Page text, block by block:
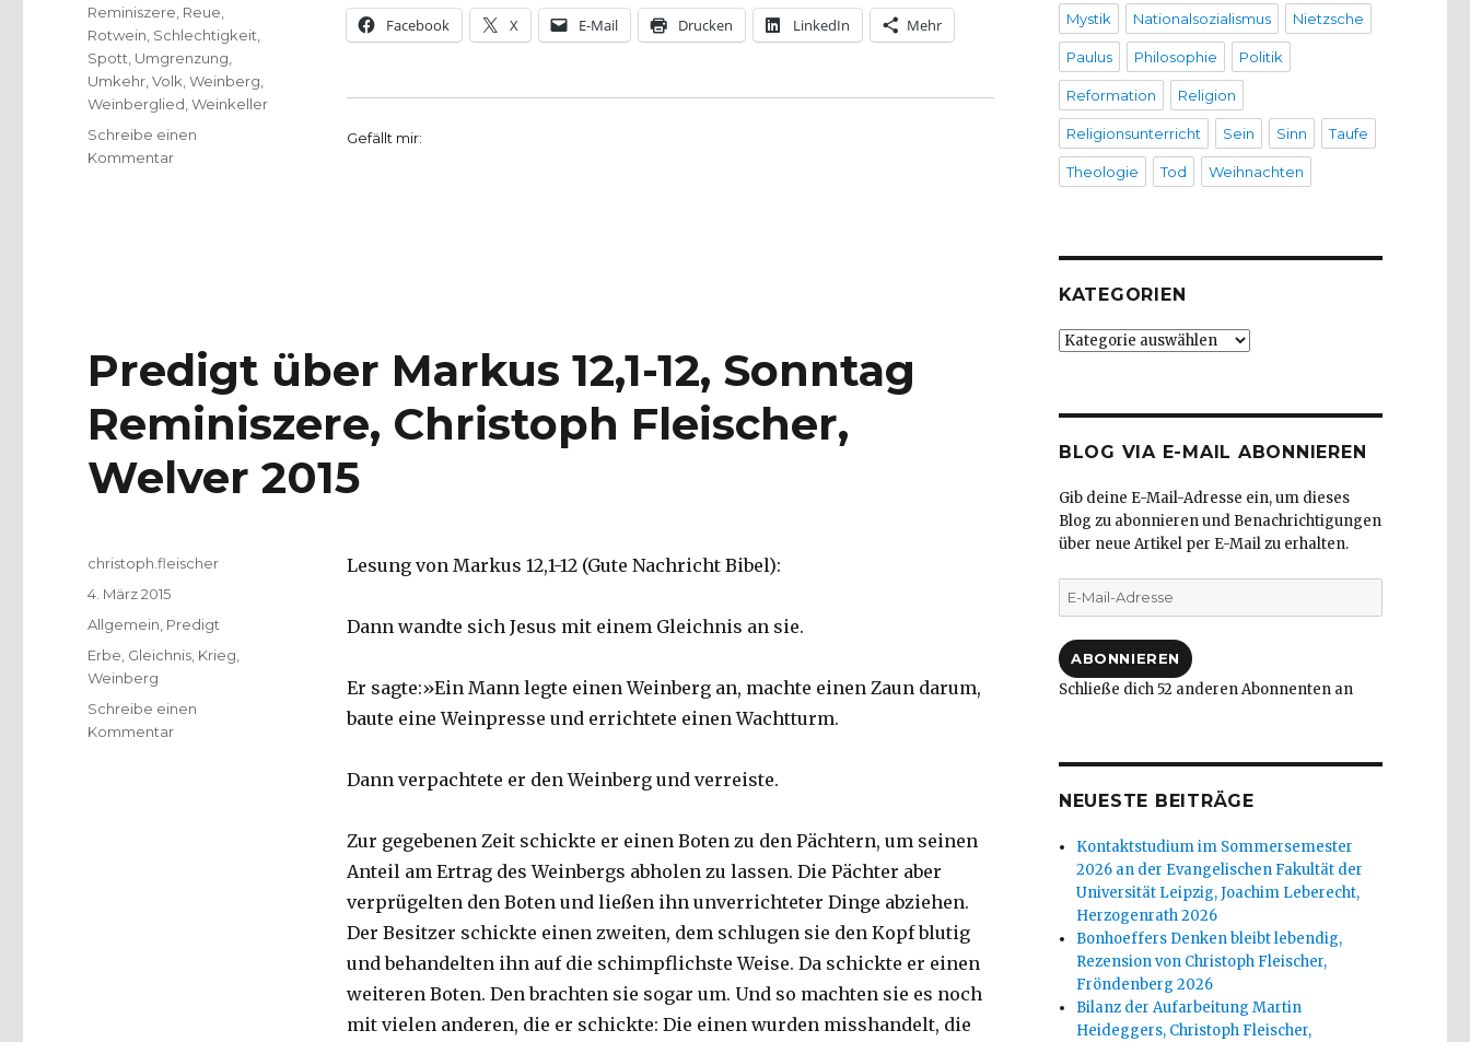
Facebook X E-Mail Drucken LinkedIn Mehr
Gefällt mir:
Reminiszere Reue
Rotwein Schlechtigkeit
Spott Umgrenzung
Umkehr ,Volk ,Weinberg
Weinberglied ,Weinkeller
Schreibe einen
Kommentarzu
–
Christoph
Fleischer,
Werl
Predigt über Markus 12,1-12, Sonntag
Reminiszere, Christoph Fleischer,
Welver 2015
Lesung von Markus 12,1-12 (Gute Nachricht Bibel):
Dann wandte sich Jesus mit einem Gleichnis an sie.
Er sagte:»Ein Mann legte einen Weinberg an, machte einen Zaun darum,
baute eine Weinpresse und errichtete einen Wachtturm.
Dann verpachtete er den Weinberg und verreiste.
Zur gegebenen Zeit schickte er einen Boten zu den Pächtern, um seinen
Anteil am Ertrag des Weinbergs abholen zu lassen. Die Pächter aber
verprügelten den Boten und ließen ihn unverrichteter Dinge abziehen.
Der Besitzer schickte einen zweiten, dem schlugen sie den Kopf blutig
und behandelten ihn auf die schimpflichste Weise. Da schickte er einen
weiteren Boten. Den brachten sie sogar um. Und so machten sie es noch
mit vielen anderen, die er schickte: Die einen wurden misshandelt, die
Autor
christoph.fleischer
Veröffentlicht
am
4. März 2015
Kategorien
Allgemein Predigt
Schlagwörter
Erbe Gleichnis Krieg
Weinberg
Schreibe einen
Kommentarzu
Mystik Nationalsozialismus Nietzsche
Paulus Philosophie Politik
Reformation Religion
Religionsunterricht Sein Sinn Taufe
Theologie Tod Weihnachten
KATEGORIEN
Kategorien
BLOG VIA E-MAIL ABONNIEREN
Gib deine E-Mail-Adresse ein, um dieses
Blog zu abonnieren und Benachrichtigungen
über neue Artikel per E-Mail zu erhalten.
E-
Mail-
ABONNIEREN
Schließe dich 52 anderen Abonnenten an
NEUESTE BEITRÄGE
Kontaktstudium im Sommersemester
2026 an der Evangelischen Fakultät der
Universität Leipzig, Joachim Leberecht,
Herzogenrath 2026
Bonhoeffers Denken bleibt lebendig,
Rezension von Christoph Fleischer,
Fröndenberg 2026
Bilanz der Aufarbeitung Martin
Heideggers, Christoph Fleischer,